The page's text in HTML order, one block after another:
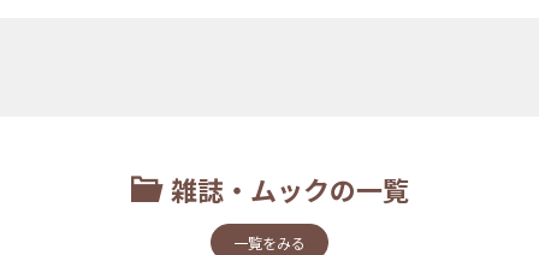
雑誌・ムックの一覧
一覧をみる